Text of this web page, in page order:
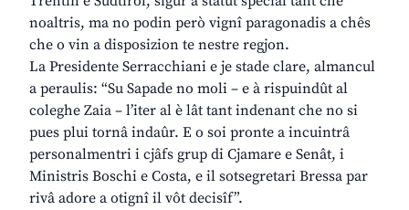
noaltris, ma no podin però vignî paragonadis a chês
che o vin a disposizion te nestre regjon.
La Presidente Serracchiani e je stade clare, almancul
a peraulis: “Su Sapade no moli – e à rispuindût al
coleghe Zaia – l’iter al è lât tant indenant che no si
pues plui tornâ indaûr. E o soi pronte a incuintrâ
personalmentri i cjâfs grup di Cjamare e Senât, i
Ministris Boschi e Costa, e il sotsegretari Bressa par
rivâ adore a otignî il vôt decisîf”.